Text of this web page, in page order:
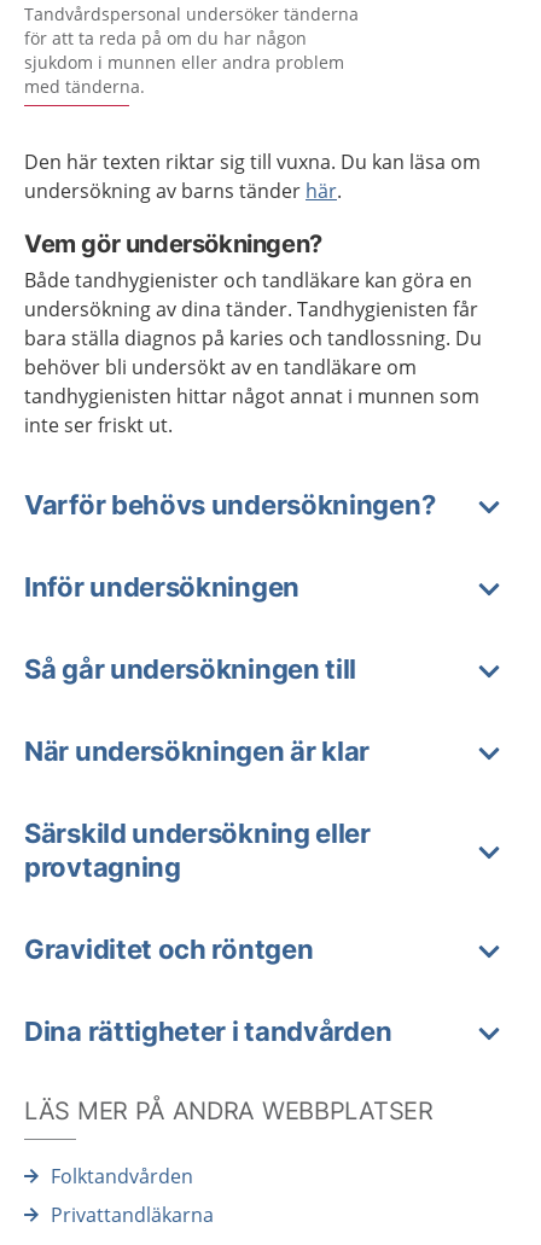
Tandvårdspersonal undersöker tänderna
för att ta reda på om du har någon
sjukdom i munnen eller andra problem
med tänderna.
Den här texten riktar sig till vuxna. Du kan läsa om
undersökning av barns tänder här.
Vem gör undersökningen?
Både tandhygienister och tandläkare kan göra en
undersökning av dina tänder. Tandhygienisten får
bara ställa diagnos på karies och tandlossning. Du
behöver bli undersökt av en tandläkare om
tandhygienisten hittar något annat i munnen som
inte ser friskt ut.
Varför behövs undersökningen?
Inför undersökningen
Så går undersökningen till
När undersökningen är klar
Särskild undersökning eller
provtagning
Graviditet och röntgen
Dina rättigheter i tandvården
LÄS MER PÅ ANDRA WEBBPLATSER
Folktandvården
Privattandläkarna